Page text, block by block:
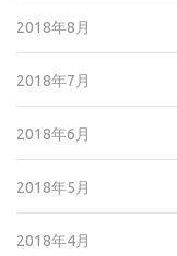
2018年8月
2018年7月
2018年6月
2018年5月
2018年4月